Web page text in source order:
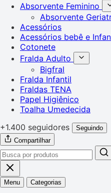
Absorvente Feminino
Absorvente
Acessórios
Acessórios bebê e
Cotonete
Fralda Adulto
Bigfral
Fralda Infantil
Fraldas TENA
Papel Higiênico
Toalha Umedecida
+1.400 seguidores
Seguindo
Compartilhar
Menu Categorias